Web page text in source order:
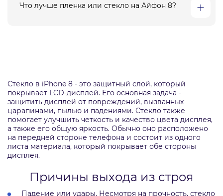
Что лучше пленка или стекло на Айфон 8?
Стекло в iPhone 8 - это защитный слой, который
покрывает LCD-дисплей. Его основная задача -
защитить дисплей от повреждений, вызванных
царапинами, пылью и падениями. Стекло также
помогает улучшить четкость и качество цвета дисплея,
а также его общую яркость. Обычно оно расположено
на передней стороне телефона и состоит из одного
листа материала, который покрывает обе стороны
дисплея.
Причины выхода из строя
Падение или удары. Несмотря на прочность, стекло